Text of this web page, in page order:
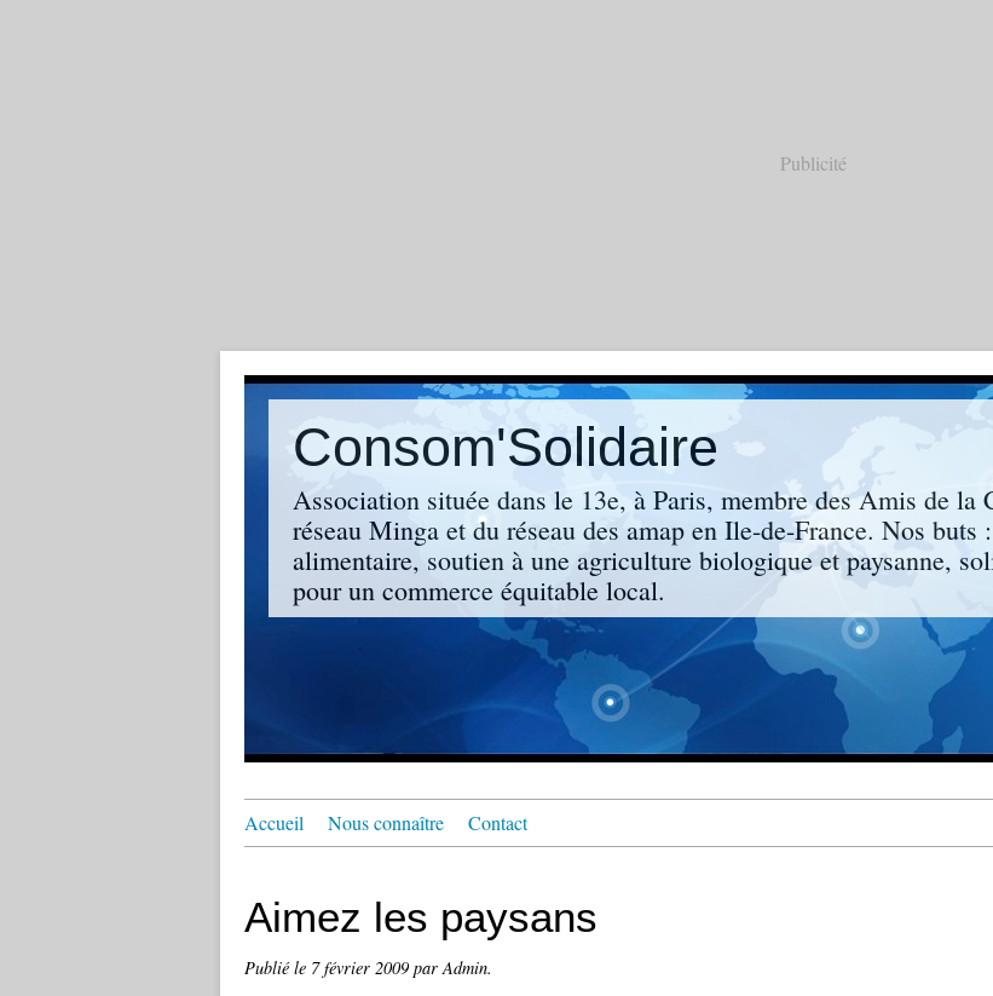
Publicité
Consom'Solidaire
Association située dans le 13e, à Paris, membre des Amis de la
réseau Minga et du réseau des amap en Ile-de-France. Nos buts
alimentaire, soutien à une agriculture biologique et paysanne,
pour un commerce équitable local.
Accueil Nous connaître Contact
Aimez les paysans
Publié le 7 février 2009 par Admin.